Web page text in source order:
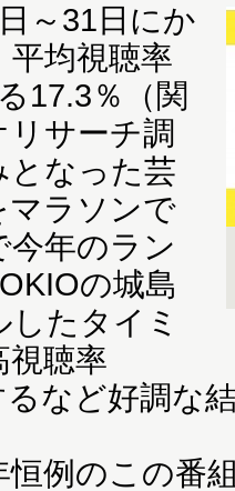
～31日にか
平均視聴率
17.3％（関
リサーチ調
となった芸
マラソンで
今年のラン
の城島
たタイミ
視聴率
など好調な
例のこの番